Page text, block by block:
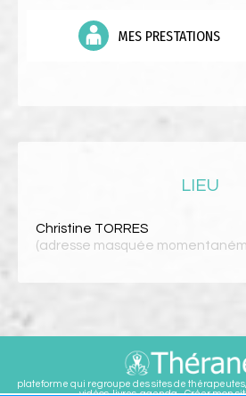
MES PRESTATIONS
LIEU
Christine TORRES
(adresse masquée
plateforme qui regroupe des sites de
vidéos, livres, agenda - Créer mon